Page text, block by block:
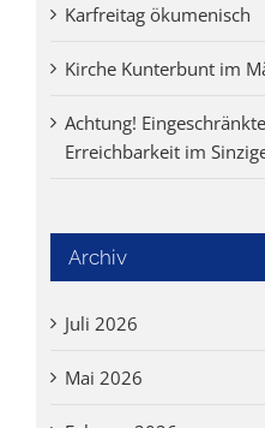
Karfreitag ökumenisch
Kirche Kunterbunt im
Achtung!
Erreichbarkeit im
Archiv
Juli 2026
Mai 2026